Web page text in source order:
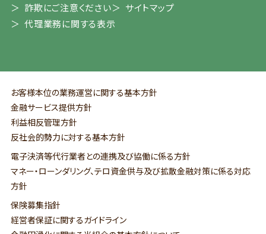
詐欺にご注意ください
サイトマップ
代理業務に関する表示
お客様本位の業務運営に関する基本方針
金融サービス提供方針
利益相反管理方針
反社会的勢力に対する基本方針
電子決済等代行業者との連携及び協働に係る方針
マネー・ローンダリング、テロ資金供与及び拡散金融対策に係る対応
方針
保険募集指針
経営者保証に関するガイドライン